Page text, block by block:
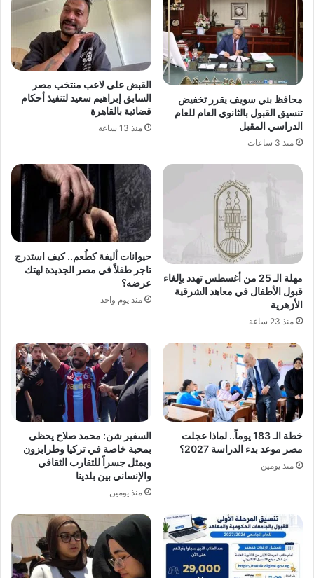
محافظ بني سويف يقرر تخفيض
تنسيق القبول بالثانوي العام للعام
الدراسي المقبل
منذ 3 ساعات
القبض على لاعب منتخب مصر
السابق إبراهيم سعيد لتنفيذ أحكام
قضائية بالقاهرة
منذ 13 ساعة
مهلة الـ 25 من أغسطس تهدد بإلغاء
قبول الأطفال في معاهد الشرقية
الأزهرية
منذ 23 ساعة
حيوانات أليفة كطُعم.. كيف استدرج
تاجر طفلاً في مصر الجديدة لهتك
عرضه؟
منذ يوم واحد
خطة الـ 183 يوماً.. لماذا عجلت
مصر موعد بدء الدراسة 2027؟
منذ يومين
السفير شن: محمد صلاح يحظى
بمحبة خاصة في تركيا وطرابزون
ويمثل جسراً للتقارب الثقافي
والإنساني بين بلدينا
منذ يومين